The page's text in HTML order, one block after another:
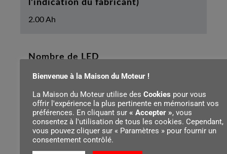
l'indication du fabricant)
2.00 Ah
Nombre de LED
Technologie de cellules de batterie
Lithium-ion
Bienvenue à la Maison du Moteur !
La Maison du Moteur utilise des Cookies pour vous
offrir l'expérience la plus pertinente en mémorisant vos
préférences. En cliquant sur « Accepter », vous
consentez à l'utilisation de tous les cookies. Cependant,
vous pouvez cliquer sur « Paramètres » pour fournir un
consentement contrôlé.